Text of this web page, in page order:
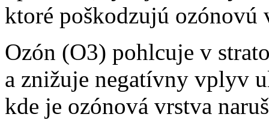
ktoré poškodzujú ozónovú
Ozón (O3) pohlcuje v
a znižuje negatívny vplyv
kde je ozónová vrstva